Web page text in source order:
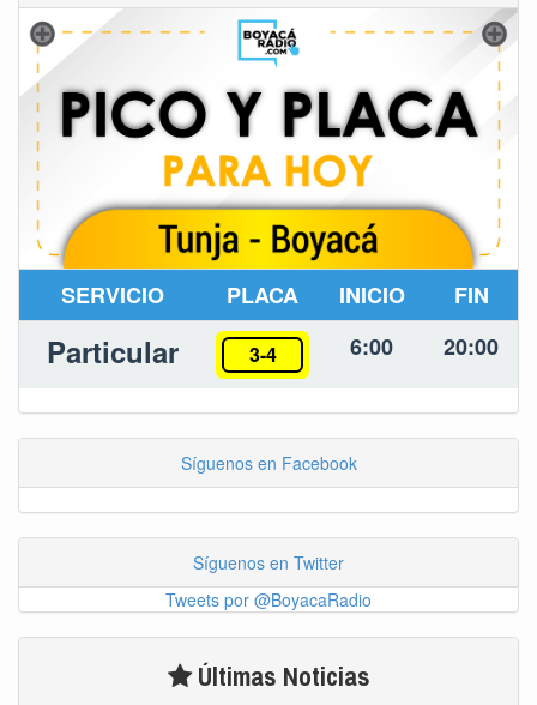
SERVICIO PLACA INICIO FIN
Particular 3-4 6:00 20:00
Síguenos en Facebook
Síguenos en Twitter
Tweets por @BoyacaRadio
Últimas Noticias